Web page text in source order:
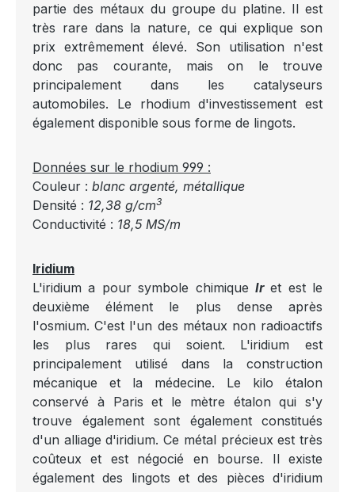
partie des métaux du groupe du platine. Il est
très rare dans la nature, ce qui explique son
prix extrêmement élevé. Son utilisation n'est
donc pas courante, mais on le trouve
principalement dans les catalyseurs
automobiles. Le rhodium d'investissement est
également disponible sous forme de lingots.
Données sur le rhodium 999 :
Couleur : blanc argenté, métallique
Densité : 12,38 g/cm3
Conductivité : 18,5 MS/m
Iridium
L'iridium a pour symbole chimique Ir et est le
deuxième élément le plus dense après
l'osmium. C'est l'un des métaux non radioactifs
les plus rares qui soient. L'iridium est
principalement utilisé dans la construction
mécanique et la médecine. Le kilo étalon
conservé à Paris et le mètre étalon qui s'y
trouve également sont également constitués
d'un alliage d'iridium. Ce métal précieux est très
coûteux et est négocié en bourse. Il existe
également des lingots et des pièces d'iridium